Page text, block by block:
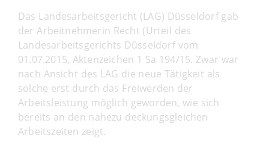
Das Landesarbeitsgericht (LAG) Düsseldorf gab
der Arbeitnehmerin Recht (Urteil des
Landesarbeitsgerichts Düsseldorf vom
01.07.2015, Aktenzeichen 1 Sa 194/15. Zwar war
nach Ansicht des LAG die neue Tätigkeit als
solche erst durch das Freiwerden der
Arbeitsleistung möglich geworden, wie sich
bereits an den nahezu deckungsgleichen
Arbeitszeiten zeigt.